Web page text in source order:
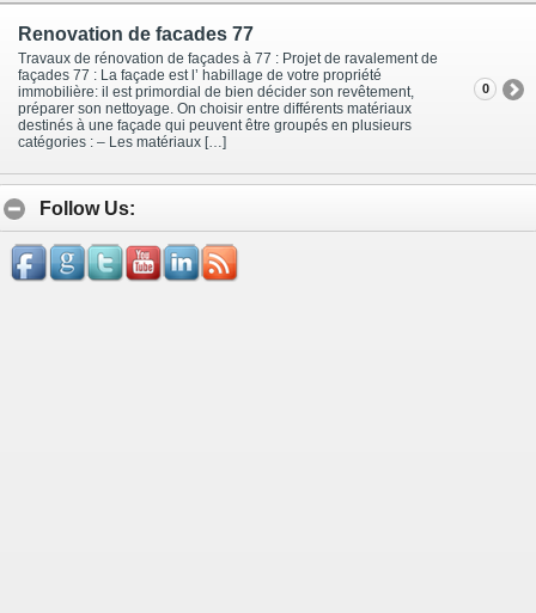
Renovation de facades 77
Travaux de rénovation de façades à 77 : Projet de ravalement de
façades 77 : La façade est l’ habillage de votre propriété
immobilière: il est primordial de bien décider son revêtement,
préparer son nettoyage. On choisir entre différents matériaux
destinés à une façade qui peuvent être groupés en plusieurs
catégories : – Les matériaux […]
0
Follow Us: